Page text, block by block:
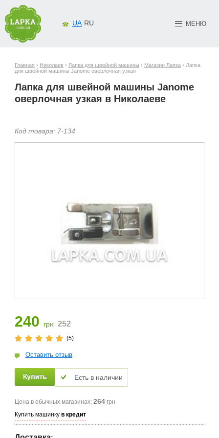
МЕНЮ
UA RU
Главная › Николаев › Лапка для швейной машины › Магазин Лапка › Лапка
для швейной машины Janome оверлочная узкая
Лапка для швейной машины Janome
оверлочная узкая в Николаеве
Код товара: 7-134
240 грн 252
(5)
Оставить отзыв
Есть в наличии
Цена в обычных магазинах: 264 грн
Купить машинку в кредит